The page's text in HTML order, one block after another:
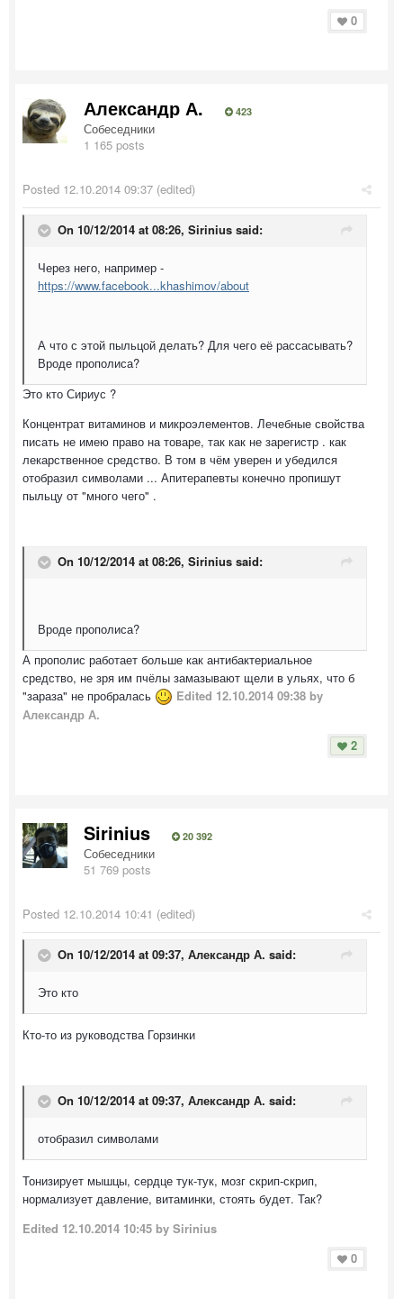
0
Александр А. 423
Собеседники
1 165 posts
Posted 12.10.2014 09:37 (edited)
On 10/12/2014 at 08:26, Sirinius said:
Через него, например -
https://www.facebook...khashimov/about
А что с этой пыльцой делать? Для чего её рассасывать?
Вроде прополиса?
Это кто Сириус ?
Концентрат витаминов и микроэлементов. Лечебные свойства
писать не имею право на товаре, так как не зарегистр . как
лекарственное средство. В том в чём уверен и убедился
отобразил символами ... Апитерапевты конечно пропишут
пыльцу от "много чего" .
On 10/12/2014 at 08:26, Sirinius said:
Вроде прополиса?
А прополис работает больше как антибактериальное
средство, не зря им пчёлы замазывают щели в ульях, что б
"зараза" не пробралась
Edited 12.10.2014 09:38 by
Александр А.
2
Sirinius 20 392
Собеседники
51 769 posts
Posted 12.10.2014 10:41 (edited)
On 10/12/2014 at 09:37, Александр А. said:
Это кто
Кто-то из руководства Горзинки
On 10/12/2014 at 09:37, Александр А. said:
отобразил символами
Тонизирует мышцы, сердце тук-тук, мозг скрип-скрип,
нормализует давление, витаминки, стоять будет. Так?
Edited 12.10.2014 10:45 by Sirinius
0